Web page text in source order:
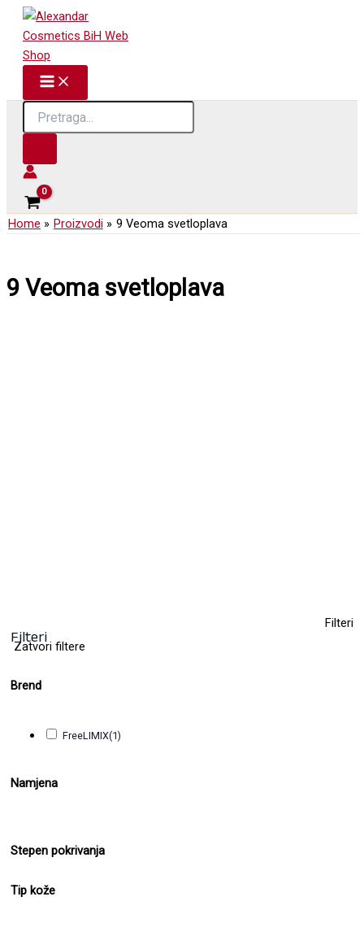
Skip
content
Products
search
Home Proizvodi 9 Veoma svetloplava
Filteri
Filteri
Zatvori filtere
Brend
FreeLIMIX(1)
Namjena
Stepen pokrivanja
Tip kože
9 Veoma svetloplava